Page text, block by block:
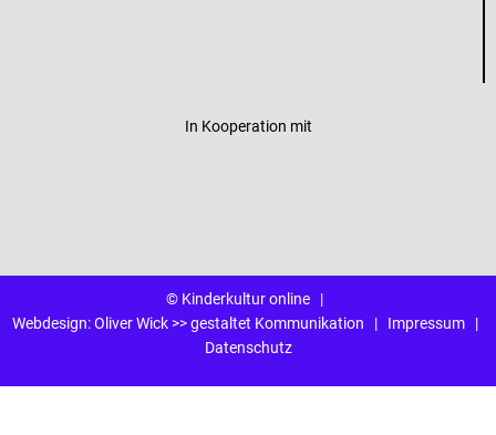
In Kooperation mit
© Kinderkultur online |
Webdesign:Oliver Wick >> gestaltet Kommunikation | Impressum|
Datenschutz